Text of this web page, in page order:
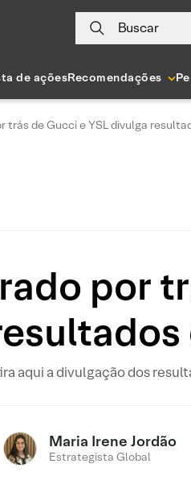
Buscar
de açõesRecomendações
trás de Gucci e YSL divulga
por
aqui a divulgação dos
Maria Irene Jordão
Estrategista Global